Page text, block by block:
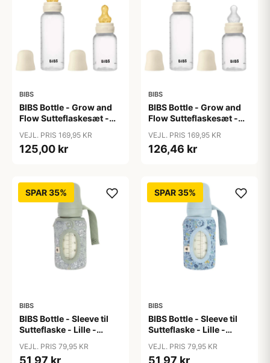
BIBS
BIBS Bottle - Grow and
Flow Sutteflaskesæt -
Naturgummi/Rund -
150ml/270ml - 2-Pak -
VEJL. PRIS 169,95 KR
125,00 kr
BIBS
BIBS Bottle - Grow and
Flow Sutteflaskesæt -
150ml/270ml - 2-Pak -
Ivory
VEJL. PRIS 169,95 KR
126,46 kr
SPAR 35%
BIBS
BIBS Bottle - Sleeve til
Sutteflaske - Lille -
VEJL. PRIS 79,95 KR
51,97 kr
SPAR 35%
BIBS
BIBS Bottle - Sleeve til
Sutteflaske - Lille -
Lawn/Baby Blue
VEJL. PRIS 79,95 KR
51,97 kr